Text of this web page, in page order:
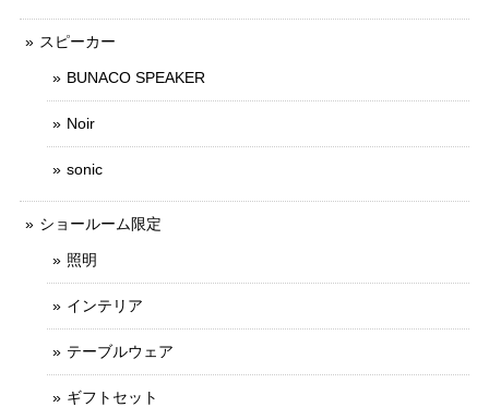
スピーカー
BUNACO SPEAKER
Noir
sonic
ショールーム限定
照明
インテリア
テーブルウェア
ギフトセット